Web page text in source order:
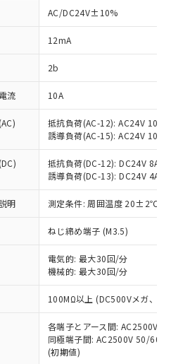
AC/DC24V±10%
12mA
2b
流 10A
抵抗負荷(AC-12): AC24V 10A/
誘導負荷(AC-15): AC24V
抵抗負荷(DC-12): DC24V 8A/
誘導負荷(DC-13): DC24V 4A/
明 測定条件: 周囲温度 20±2℃、
ねじ締め端子 (M3.5)
電気的: 最大30回/分
機械的: 最大30回/分
100MΩ以上 (DC500Vメガ、点
各端子とアース間: AC2500V
同極端子間: AC2500V 50/
(初期値)
いただき、同意のうえ
当社制御機器事業取扱
状況および標準価格
せていただくもので
業取扱商品の中には、
象外となる商品もある
ださい。
標準価格照会結果は、
新日時点での社内デー
されるものであり、閲
の実際の在庫および標
る場合があることをご
指令（10物質）の
品が提供可能な商品で
指令（10物質）の非含
切り替える予定のある
RoHS指令（10物質）の
品で、対応品を出す予
RoHS指令（10物質）の
調査中または確認中の
ス料など無形物で、有
ない商品です。
り、非含有部品として
と判明した場合などや
とがあります。
以下、ポリ臭化ビフェニル
リ臭化ジフェニルエーテル類
料含有率が中国RoHSの
とを示します。
料含有率が中国RoHSの
とを示します。
。当社販売部門へお問
値 (GB/T26572)：
銀) : 1000ppm、 Cd(カドミウ
、 PBBs(ポリ臭化ビフェ
貴社製品のうち、外国
貿易法に定める商品
物等」という）を輸出
提供する場合は、日本
許可(または役務取引許
などの必要な手続きを